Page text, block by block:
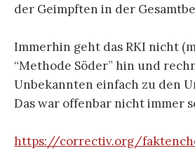
der Geimpften in der
Immerhin geht das RKI nicht
“Methode Söder” hin und
Unbekannten einfach zu den
Das war offenbar nicht immer
https://correctiv.org/